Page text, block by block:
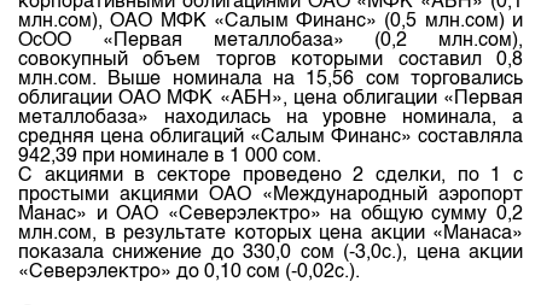
Контакты
Расписание аукционов по ГЦБ
Результаты аукционов ГЦБ
Объем ГЦБ в обращении
Результаты аукционов по депозитам
млн.сом), ОАО МФК «Салым Финанс» (0,5 млн.сом) и
ОсОО «Первая металлобаза» (0,2 млн.сом),
совокупный объем торгов которыми составил 0,8
млн.сом. Выше номинала на 15,56 сом торговались
облигации ОАО МФК «АБН», цена облигации «Первая
металлобаза» находилась на уровне номинала, а
средняя цена облигаций «Салым Финанс» составляла
942,39 при номинале в 1 000 сом.
С акциями в секторе проведено 2 сделки, по 1 с
простыми акциями ОАО «Международный аэропорт
Манас» и ОАО «Северэлектро» на общую сумму 0,2
млн.сом, в результате которых цена акции «Манаса»
показала снижение до 330,0 сом (-3,0с.), цена акции
«Северэлектро» до 0,10 сом (-0,02с.).